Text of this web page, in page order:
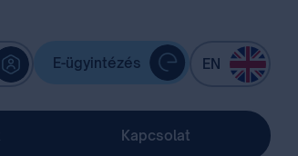
E-ügyintézés EN
Kapcsolat